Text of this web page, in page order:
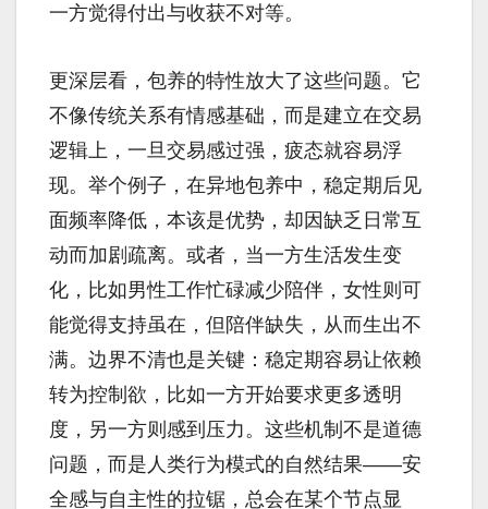
一方觉得付出与收获不对等。
更深层看，包养的特性放大了这些问题。它
不像传统关系有情感基础，而是建立在交易
逻辑上，一旦交易感过强，疲态就容易浮
现。举个例子，在异地包养中，稳定期后见
面频率降低，本该是优势，却因缺乏日常互
动而加剧疏离。或者，当一方生活发生变
化，比如男性工作忙碌减少陪伴，女性则可
能觉得支持虽在，但陪伴缺失，从而生出不
满。边界不清也是关键：稳定期容易让依赖
转为控制欲，比如一方开始要求更多透明
度，另一方则感到压力。这些机制不是道德
问题，而是人类行为模式的自然结果——安
全感与自主性的拉锯，总会在某个节点显